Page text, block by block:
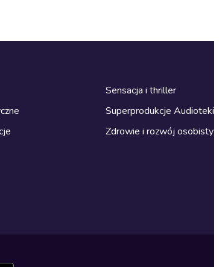
Sensacja i thriller
Superprodukcje Audioteki
Zdrowie i rozwój osobisty